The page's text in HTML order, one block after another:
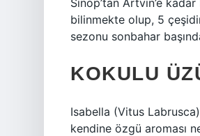
Sinop’tan Artvin’e
bilinmekte olup, 5
sezonu sonbahar
KOKULU
Isabella (Vitus
kendine özgü aroması